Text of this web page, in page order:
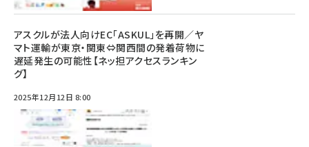
アスクルが法人向けEC「ASKUL」を再開／ヤ
マト運輸が東京・関東⇔関西間の発着荷物に
遅延発生の可能性【ネッ担アクセスランキン
グ】
2025年12月12日 8:00